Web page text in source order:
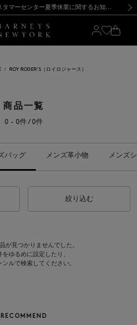
新規登録のお客様も対象！＜MY BARNEYS＞会員のお客様は11,000円（税込）以上のお買上げで常時送料無料！お買い物の際は会員登録を！
荷一時停止のお知らせ】(2026.8.7) 【オンラインストア カスタマーセンター夏季休業に関するお知らせ】（2026.8.7）
【夏季休業に伴う返品・交換承り一時停止のお知らせ】（2026.8.5）
の影響によるお荷物のお届けについて
SALEのご案内・ご注意事項 新規登録のお客様も対象！＜MY BARNEYS＞会員のお客様は11,000円（税込）以上のお買上げで常時送料無料！お買い物の際は会員登録を！
荷一時停止のお知らせ】(2026.8.7)
ROY ROGER’S（ロイロジャース）
商品一覧
0 - 0件 / 0件
バッグ メンズ革小物 メンズ
絞り込む
が見つかりませんでした。
をゆるめに設定したり、
ンルで検索してください。
RECOMMEND